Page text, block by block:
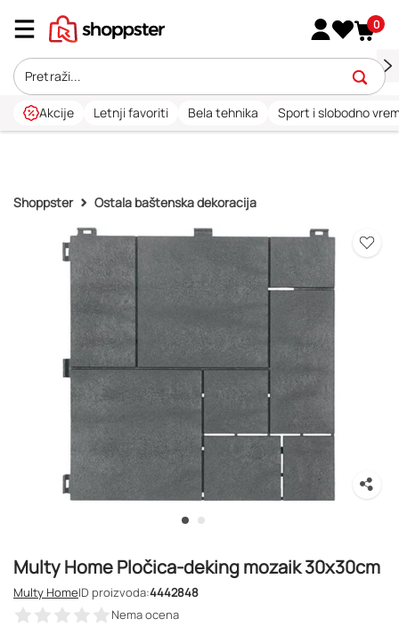
0
Akcije Letnji favoriti Bela tehnika Sport i slobodno
Shoppster Ostala baštenska dekoracija
Multy Home Pločica-deking mozaik 30x30cm
Multy HomeID proizvoda:4442848
Nema ocena